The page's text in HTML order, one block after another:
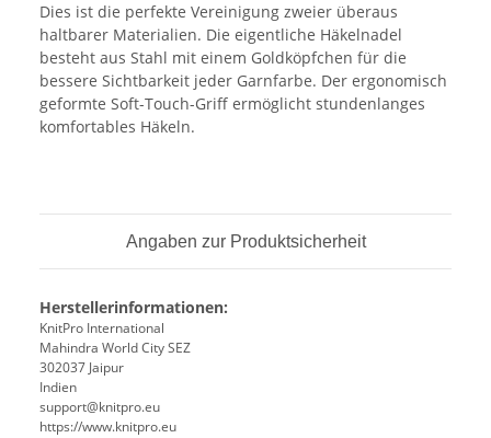
Dies ist die perfekte Vereinigung zweier überaus
haltbarer Materialien. Die eigentliche Häkelnadel
besteht aus Stahl mit einem Goldköpfchen für die
bessere Sichtbarkeit jeder Garnfarbe. Der ergonomisch
geformte Soft-Touch-Griff ermöglicht stundenlanges
komfortables Häkeln.
Angaben zur Produktsicherheit
Herstellerinformationen:
KnitPro International
Mahindra World City SEZ
302037 Jaipur
Indien
support@knitpro.eu
https://www.knitpro.eu